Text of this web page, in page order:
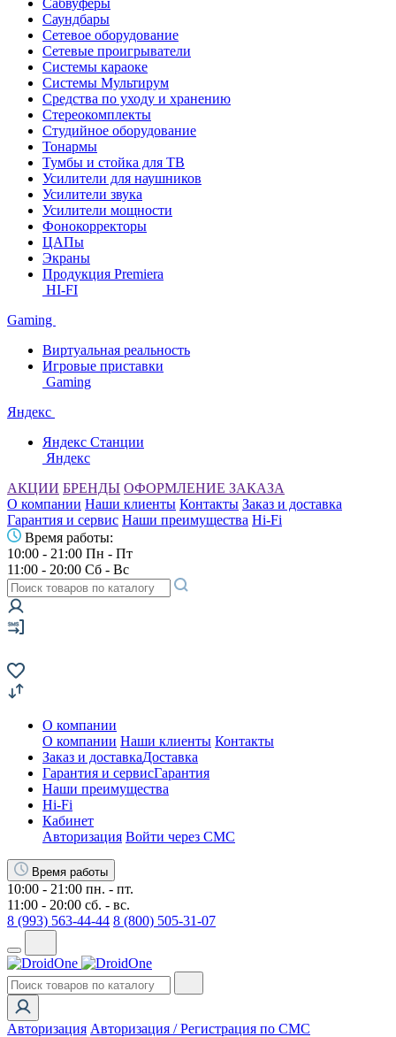
Сабвуферы
Саундбары
Сетевое оборудование
Сетевые проигрыватели
Системы караоке
Системы Мультирум
Средства по уходу и хранению
Стереокомплекты
Студийное оборудование
Тонармы
Тумбы и стойка для ТВ
Усилители для наушников
Усилители звука
Усилители мощности
Фонокорректоры
ЦАПы
Экраны
Продукция Premiera
HI-FI
Gaming
Виртуальная реальность
Игровые приставки
Gaming
Яндекс
Яндекс Станции
Яндекс
АКЦИИ БРЕНДЫ ОФОРМЛЕНИЕ ЗАКАЗА
О компании Наши клиенты Контакты Заказ и доставка
Гарантия и сервис Наши преимущества Hi-Fi
Время работы:
10:00 - 21:00 Пн - Пт
11:00 - 20:00 Сб - Вс
О компании
О компании Наши клиенты Контакты
Заказ и доставкаДоставка
Гарантия и сервисГарантия
Наши преимущества
Hi-Fi
Кабинет
Авторизация Войти через СМС
Время работы
10:00 - 21:00 пн. - пт.
11:00 - 20:00 сб. - вс.
8 (993) 563-44-44 8 (800) 505-31-07
Авторизация Авторизация / Регистрация по СМС